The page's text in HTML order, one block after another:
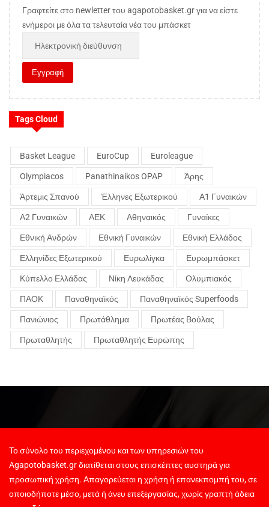
Γραφτείτε στο newletter του agapotobasket.gr για να είστε
ενήμεροι με όλα τα τελευταία νέα του μπάσκετ
Tags Cloud
Basket League EuroCup Euroleague
Olympiacos Panathinaikos OPAP Άρης
Άρτεμις Σπανού Έλληνες Εξωτερικού Α1 Γυναικών
Α2 Γυναικών ΑΕΚ Αθηναικός Γυναίκες
Εθνική Ανδρών Εθνική Γυναικών Εθνική Ελλάδος
Ελληνίδες Εξωτερικού Ευρωλίγκα Ευρωμπάσκετ
Κύπελλο Ελλάδας Νίκη Λευκάδας Ολυμπιακός
ΠΑΟΚ Παναθηναϊκός Παναθηναϊκός Superfoods
Πανιώνιος Πρωτάθλημα Πρωτέας Βούλας
Πρωταθλητής Πρωταθλητής Ευρώπης
Το σύνολο του περιεχομένου και των υπηρεσιών του
Agapotobasket.gr διατίθεται στους επισκέπτες αυστηρά για
προσωπική χρήση. Απαγορεύεται η χρήση ή επανεκπομπή του, σε
οποιοδήποτε μέσο, μετά ή άνευ επεξεργασίας, χωρίς γραπτή άδεια